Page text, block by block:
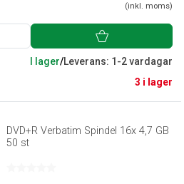
(inkl. moms)
I lager/Leverans: 1-2 vardagar
3 i lager
DVD+R Verbatim Spindel 16x 4,7 GB
50 st